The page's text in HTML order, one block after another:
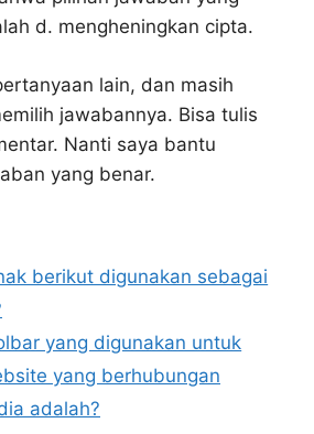
d. mengheningkan cipta.
lain, dan masih
jawabannya. Bisa tulis
Nanti saya bantu
yang benar.
berikut digunakan sebagai
yang digunakan untuk
yang berhubungan
adalah?